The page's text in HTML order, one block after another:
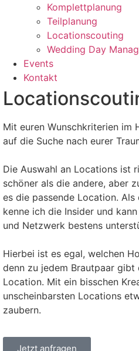
Komplettplanung
Teilplanung
Locationscouting
Wedding Day
Events
Kontakt
Mit euren Wunschkriterien im
auf die Suche nach eurer
Die Auswahl an Locations ist
schöner als die andere, aber
es die passende Location.
kenne ich die Insider und
und Netzwerk bestens
Hierbei ist es egal, welchen
denn zu jedem Brautpaar gibt
Location. Mit ein bisschen
unscheinbarsten Locations
zaubern.
Jetzt anfragen